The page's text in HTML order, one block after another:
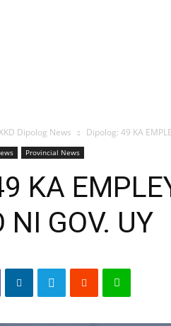
Dipolog News Dipolog: 49 KA
Provincial News
KA
NI GOV. UY